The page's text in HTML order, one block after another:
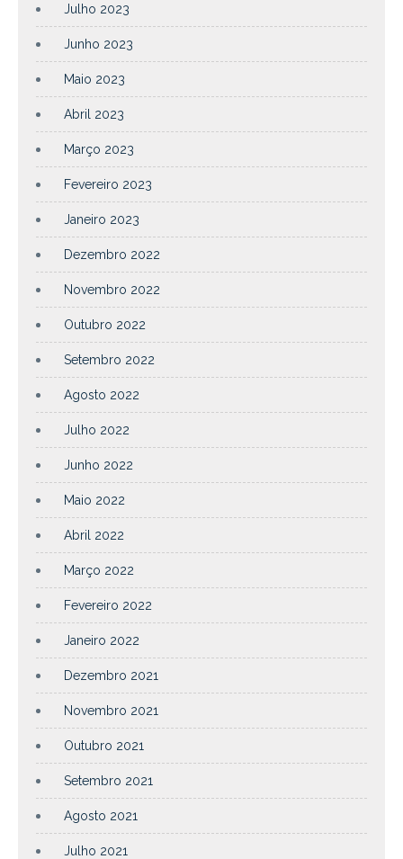
Julho 2023
Junho 2023
Maio 2023
Abril 2023
Março 2023
Fevereiro 2023
Janeiro 2023
Dezembro 2022
Novembro 2022
Outubro 2022
Setembro 2022
Agosto 2022
Julho 2022
Junho 2022
Maio 2022
Abril 2022
Março 2022
Fevereiro 2022
Janeiro 2022
Dezembro 2021
Novembro 2021
Outubro 2021
Setembro 2021
Agosto 2021
Julho 2021